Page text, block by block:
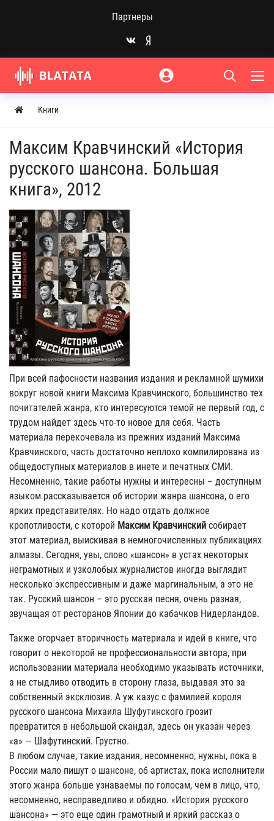
Партнеры
Книги
Максим Кравчинский «История
русского шансона. Большая
книга», 2012
При всей пафосности названия издания и рекламной шумихи
вокруг новой книги Максима Кравчинского, большинство тех
почитателей жанра, кто интересуются темой не первый год, с
трудом найдет здесь что-то новое для себя. Часть
материала перекочевала из прежних изданий Максима
Кравчинского, часть достаточно неплохо компилирована из
общедоступных материалов в инете и печатных СМИ.
Несомненно, такие работы нужны и интересны – доступным
языком рассказывается об истории жанра шансона, о его
ярких представителях. Но надо отдать должное
кропотливости, с которой Максим Кравчинский собирает
этот материал, выискивая в немногочисленных публикациях
алмазы. Сегодня, увы, слово «шансон» в устах некоторых
неграмотных и узколобых журналистов иногда выглядит
несколько экспрессивным и даже маргинальным, а это не
так. Русский шансон – это русская песня, очень разная,
звучащая от ресторанов Японии до кабачков Нидерландов.
Также огорчает вторичность материала и идей в книге, что
говорит о некоторой не профессиональности автора, при
использовании материала необходимо указывать источники,
а не стыдливо отводить в сторону глаза, выдавая это за
собственный эксклюзив. А уж казус с фамилией короля
русского шансона Михаила Шуфутинского грозит
превратится в небольшой скандал, здесь он указан через
«а» — Шафутинский. Грустно.
В любом случае, такие издания, несомненно, нужны, пока в
России мало пишут о шансоне, об артистах, пока исполнители
этого жанра больше узнаваемы по голосам, чем в лицо, что,
несомненно, несправедливо и обидно. «История русского
шансона» — это еще один грамотный и яркий рассказ о